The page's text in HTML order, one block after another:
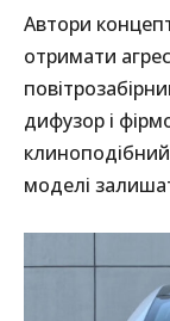
Автори
отримати
дифузор і
моделі